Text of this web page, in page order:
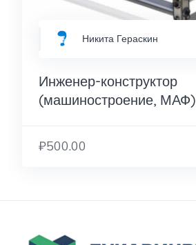
Никита Гераскин
Инженер-конструктор
(машиностроение, МАФ)
₽500.00